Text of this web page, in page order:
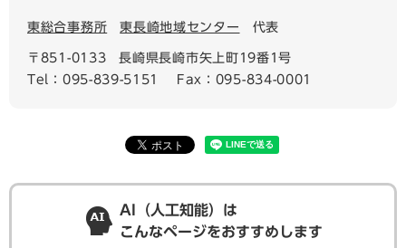
東総合事務所 東長崎地域センター 代表
〒851-0133
長崎県長崎市矢上町19番1号
Tel：095-839-5151
Fax：095-834-0001
AI（人工知能）は
こんなページをおすすめします